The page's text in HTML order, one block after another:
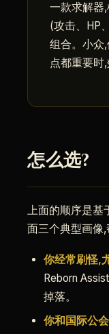
一款求解器
(攻击、HP
组合。小众
点都重要时,
怎么选?
上面的顺序是基
面三个典型画像,
你经常刷怪,
Reborn
掉落。
你和国际公